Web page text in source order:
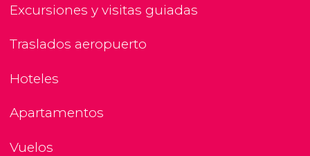
Excursiones y visitas guiadas
Traslados aeropuerto
Hoteles
Apartamentos
Vuelos